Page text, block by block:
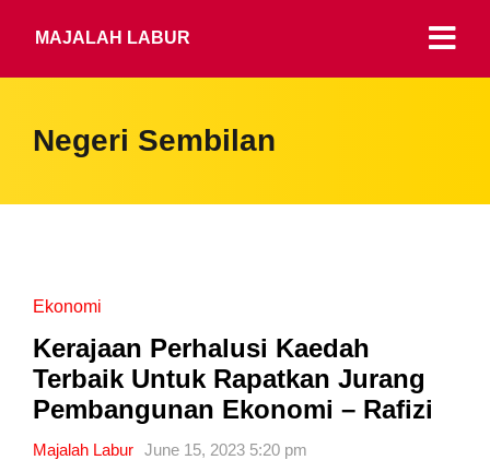
MAJALAH LABUR
Negeri Sembilan
Ekonomi
Kerajaan Perhalusi Kaedah
Terbaik Untuk Rapatkan Jurang
Pembangunan Ekonomi – Rafizi
Majalah Labur June 15, 2023 5:20 pm